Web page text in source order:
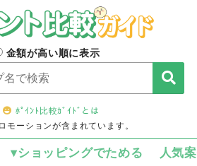
金額が高い順に表示
ﾎﾟｲﾝﾄ比較ｶﾞｲﾄﾞとは
モーションが含まれています。
▾ショッピングでためる 人気